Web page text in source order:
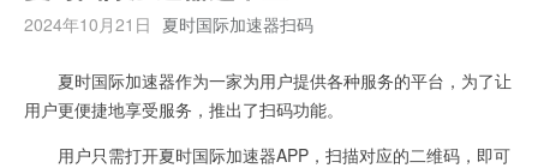
2024年10月21日 夏时国际加速器扫码
夏时国际加速器作为一家为用户提供各种服务的平台，为了让
用户更便捷地享受服务，推出了扫码功能。
用户只需打开夏时国际加速器APP，扫描对应的二维码，即可